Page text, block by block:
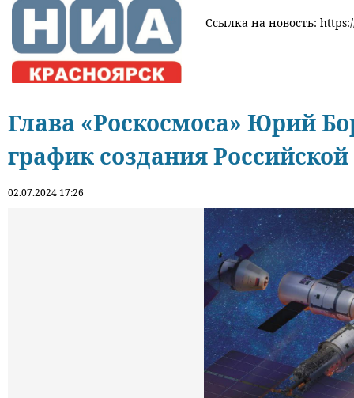
Ссылка на новость:
Глава «Роскосмоса» Юрий
график создания
02.07.2024 17:26